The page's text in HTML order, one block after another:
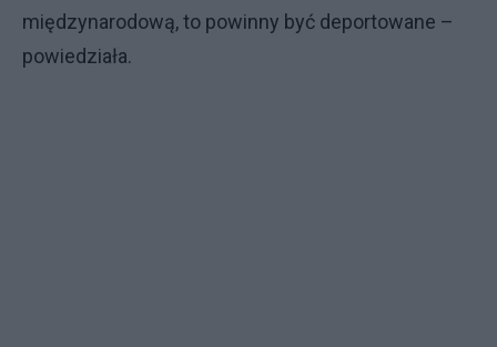
międzynarodową, to powinny być deportowane –
powiedziała.